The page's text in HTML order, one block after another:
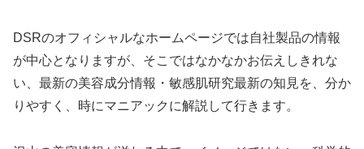
DSRのオフィシャルなホームページでは自社製品の情報
が中心となりますが、そこではなかなかお伝えしきれな
い、最新の美容成分情報・敏感肌研究最新の知見を、分か
りやすく、時にマニアックに解説して行きます。